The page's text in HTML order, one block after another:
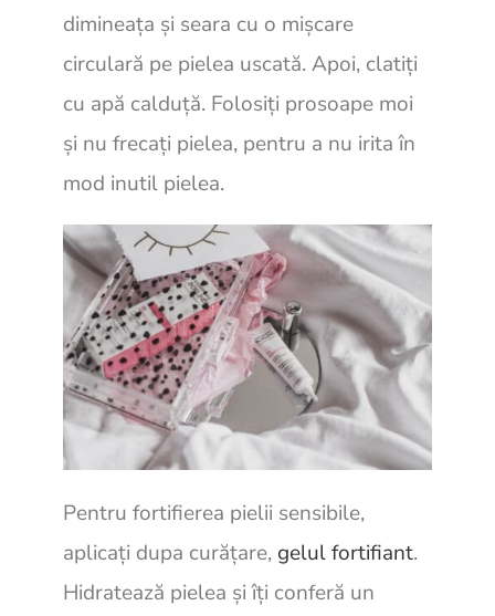
dimineața și seara cu o mișcare
circulară pe pielea uscată. Apoi, clatiți
cu apă calduță. Folosiți prosoape moi
și nu frecați pielea, pentru a nu irita în
mod inutil pielea.
Pentru fortifierea pielii sensibile,
aplicați dupa curățare, gelul fortifiant.
Hidratează pielea și îți conferă un